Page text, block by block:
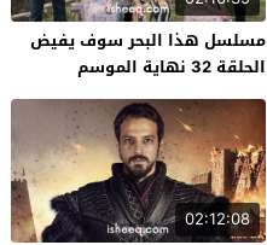
مسلسل هذا البحر سوف يفيض
الحلقة 32 نهاية الموسم
02:12:08